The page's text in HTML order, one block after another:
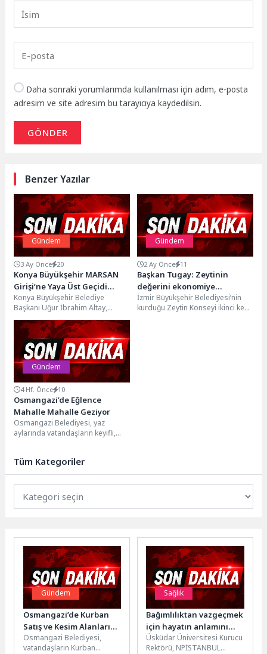
Daha sonraki yorumlarımda kullanılması için adım, e-posta
adresim ve site adresim bu tarayıcıya kaydedilsin.
GÖNDER
Benzer Yazılar
Gündem
3 Ay Önce 20
Konya Büyükşehir MARSAN
Girişi’ne Yaya Üst Geçidi
Yapıyor
Konya Büyükşehir Belediye
Başkanı Uğur İbrahim Altay,
Adana Çevre Yolu üzerinde
bulunan Marangozlar Sanayi
girişinde...
Gündem
2 Ay Önce 11
Başkan Tugay: Zeytinin
değerini ekonomiye
yansıtmalıyız
İzmir Büyükşehir Belediyesi’nin
kurduğu Zeytin Konseyi ikinci kez
Gündem
4 Hf. Önce 10
Osmangazi’de Eğlence
Mahalle Mahalle Geziyor
Osmangazi Belediyesi, yaz
aylarında vatandaşların keyifli,
mahalle mahalle...
Tüm Kategoriler
Gündem
Osmangazi’de Kurban
Satış ve Kesim Alanları
Hizmete Hazır
Osmangazi Belediyesi,
vatandaşların Kurban
Sağlık
Bağımlılıktan vazgeçmek
için hayatın anlamını
bulmak gerekiyor!
Üsküdar Üniversitesi Kurucu
Rektörü, NPİSTANBUL